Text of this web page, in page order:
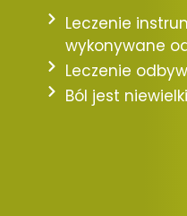
Leczenie
wykonywane
Leczenie
Ból jest